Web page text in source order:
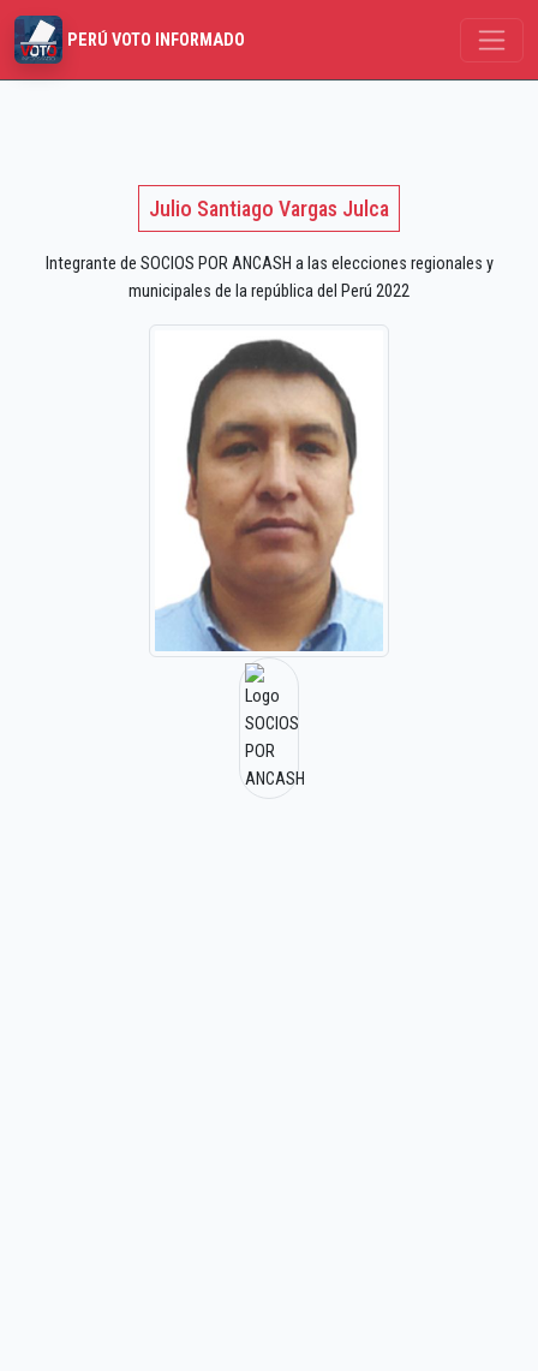
PERÚ VOTO INFORMADO
Julio Santiago Vargas Julca
Integrante de SOCIOS POR ANCASH a las elecciones regionales y
municipales de la república del Perú 2022